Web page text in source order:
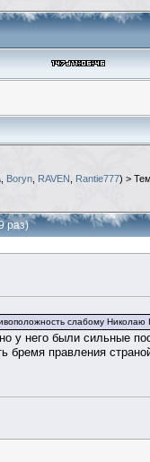
Boryn RAVEN Rantie777) >
раз)
слабому
него были сильные
бремя правления